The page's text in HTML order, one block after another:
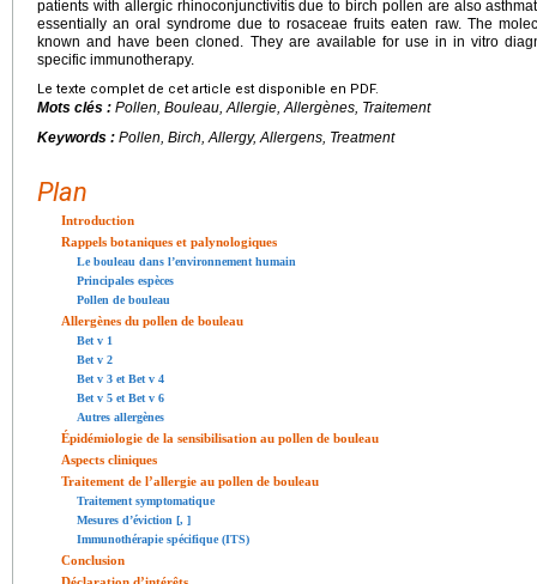
patients with allergic rhinoconjunctivitis due to birch pollen are also
essentially an oral syndrome due to rosaceae fruits eaten raw. The
known and have been cloned. They are available for use in in vitro
specific immunotherapy.
Le texte complet de cet article est disponible en PDF.
Mots clés : Pollen, Bouleau, Allergie, Allergènes, Traitement
Keywords : Pollen, Birch, Allergy, Allergens, Treatment
Plan
Introduction
Rappels botaniques et palynologiques
Le bouleau dans l’environnement humain
Principales espèces
Pollen de bouleau
Allergènes du pollen de bouleau
Bet v 1
Bet v 2
Bet v 3 et Bet v 4
Bet v 5 et Bet v 6
Autres allergènes
Épidémiologie de la sensibilisation au pollen de bouleau
Aspects cliniques
Traitement de l’allergie au pollen de bouleau
Traitement symptomatique
Mesures d’éviction [, ]
Immunothérapie spécifique (ITS)
Conclusion